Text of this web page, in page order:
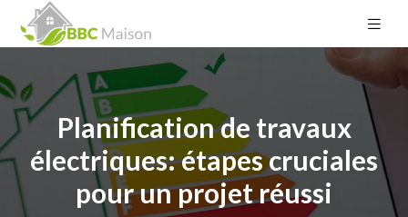
Planification de travaux
électriques: étapes cruciales
pour un projet réussi